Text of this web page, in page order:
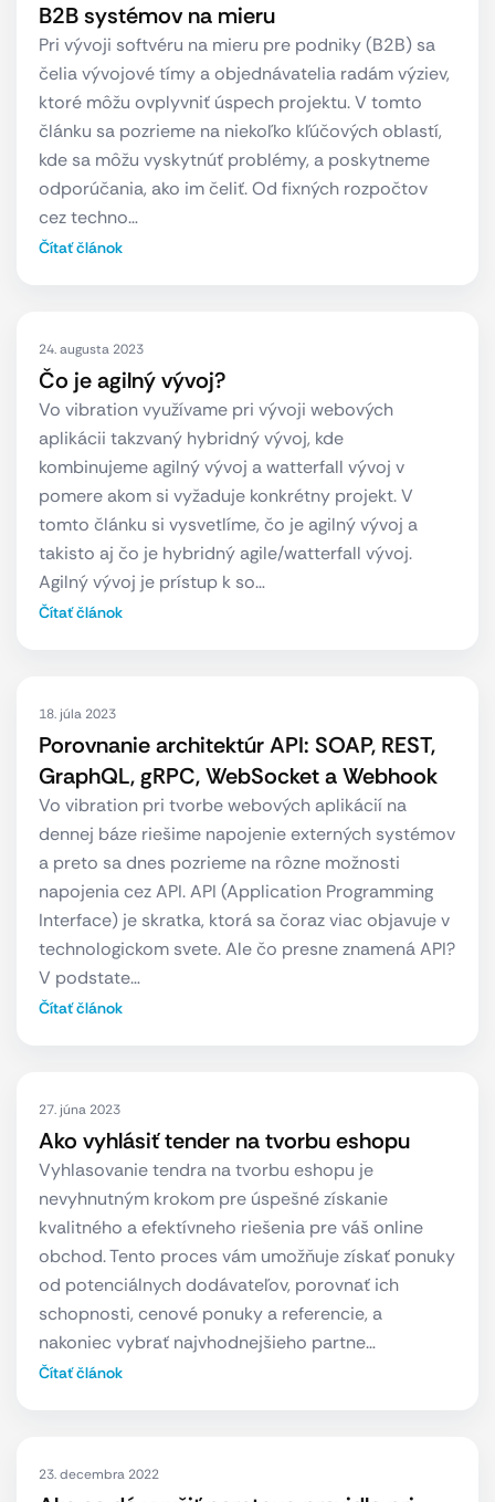
B2B systémov na mieru
Pri vývoji softvéru na mieru pre podniky (B2B) sa
čelia vývojové tímy a objednávatelia radám výziev,
ktoré môžu ovplyvniť úspech projektu. V tomto
článku sa pozrieme na niekoľko kľúčových oblastí,
kde sa môžu vyskytnúť problémy, a poskytneme
odporúčania, ako im čeliť. Od fixných rozpočtov
cez techno…
Čítať článok
24. augusta 2023
Čo je agilný vývoj?
Vo vibration využívame pri vývoji webových
aplikácii takzvaný hybridný vývoj, kde
kombinujeme agilný vývoj a watterfall vývoj v
pomere akom si vyžaduje konkrétny projekt. V
tomto článku si vysvetlíme, čo je agilný vývoj a
takisto aj čo je hybridný agile/watterfall vývoj.
Agilný vývoj je prístup k so…
Čítať článok
18. júla 2023
Porovnanie architektúr API: SOAP, REST,
GraphQL, gRPC, WebSocket a Webhook
Vo vibration pri tvorbe webových aplikácií na
dennej báze riešime napojenie externých systémov
a preto sa dnes pozrieme na rôzne možnosti
napojenia cez API. API (Application Programming
Interface) je skratka, ktorá sa čoraz viac objavuje v
technologickom svete. Ale čo presne znamená API?
V podstate…
Čítať článok
27. júna 2023
Ako vyhlásiť tender na tvorbu eshopu
Vyhlasovanie tendra na tvorbu eshopu je
nevyhnutným krokom pre úspešné získanie
kvalitného a efektívneho riešenia pre váš online
obchod. Tento proces vám umožňuje získať ponuky
od potenciálnych dodávateľov, porovnať ich
schopnosti, cenové ponuky a referencie, a
nakoniec vybrať najvhodnejšieho partne…
Čítať článok
23. decembra 2022